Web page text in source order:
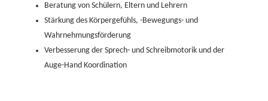
Beratung von Schülern, Eltern und Lehrern
Stärkung des Körpergefühls, -Bewegungs- und
Wahrnehmungsförderung
Verbesserung der Sprech- und Schreibmotorik und der
Auge-Hand Koordination